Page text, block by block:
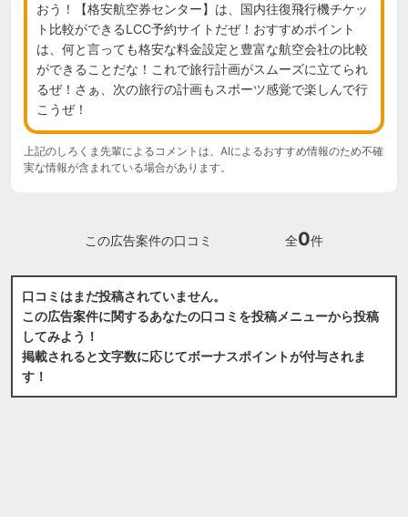
おう！【格安航空券センター】は、国内往復飛行機チケッ
ト比較ができるLCC予約サイトだぜ！おすすめポイント
は、何と言っても格安な料金設定と豊富な航空会社の比較
ができることだな！これで旅行計画がスムーズに立てられ
るぜ！さぁ、次の旅行の計画もスポーツ感覚で楽しんで行
こうぜ！
上記のしろくま先輩によるコメントは、AIによるおすすめ情報のため不確
実な情報が含まれている場合があります。
この広告案件の口コミ 全0件
口コミはまだ投稿されていません。
この広告案件に関するあなたの口コミを投稿メニューから投稿
してみよう！
掲載されると文字数に応じてボーナスポイントが付与されま
す！